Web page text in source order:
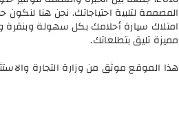
المصممة لتلبية احتياجاتك. نحن هنا
امتلاك سيارة أحلامك بكل سهولة
مميزة تليق بتطلعاتك.
هذا الموقع موثق من وزارة التجارة والاستثمار ,